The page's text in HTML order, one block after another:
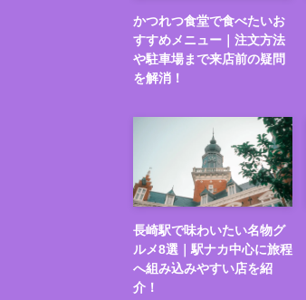
かつれつ食堂で食べたいお
すすめメニュー｜注文方法
や駐車場まで来店前の疑問
を解消！
長崎駅で味わいたい名物グ
ルメ8選｜駅ナカ中心に旅程
へ組み込みやすい店を紹
介！